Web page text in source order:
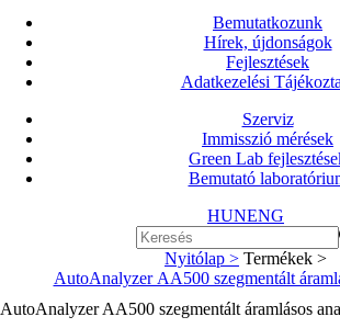
Bemutatkozunk
Hírek, újdonságok
Fejlesztések
Adatkezelési
Szerviz
Immisszió mérések
Green Lab
Bemutató
HUNENG
Nyitólap > Termékek >
AutoAnalyzer AA500 szegmentált
AutoAnalyzer AA500 szegmentált áramlásos